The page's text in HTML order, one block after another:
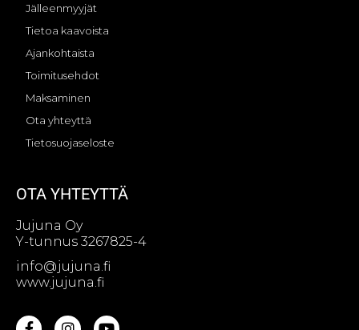
Jälleenmyyjät
Tietoa kaavoista
Ajankohtaista
Toimitusehdot
Maksaminen
Ota yhteyttä
Tietosuojaseloste
OTA YHTEYTTÄ
Jujuna Oy
Y-tunnus 3267825-4
info@jujuna.fi
www.jujuna.fi